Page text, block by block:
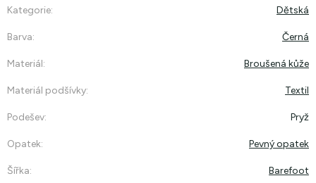
Kategorie: Dětská
Barva: Černá
Materiál: Broušená kůže
Materiál podšívky: Textil
Podešev: Pryž
Opatek: Pevný opatek
Šířka: Barefoot